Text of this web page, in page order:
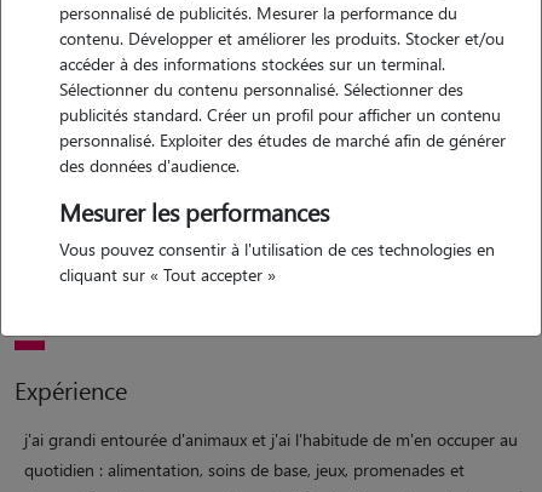
bonjour, je suis coralie, j'ai 20 ans et je suis passionnée par les
animaux depuis toujours. leur bien-être et leur protection ont une
vraie importance dans ma vie. je travaille actuellement chez
intermarché, mais je souhaite me réorienter vers le domaine de la
protection animale. pour cela, je cherche à acquérir de l'expérience
concrète auprès des animaux, que ce soit en garde, soins ou
accompagnement au quotidien. je suis sérieuse, motivée, attentive et
j'aime apprendre. je serais ravie de pouvoir mettre mon énergie et
mon amour des animaux au service de vos compagnons. merci de
Expérience
j'ai grandi entourée d'animaux et j'ai l'habitude de m'en occuper au
quotidien : alimentation, soins de base, jeux, promenades et
personnalisé de publicités. Mesurer la performance du
contenu. Développer et améliorer les produits. Stocker et/ou
accéder à des informations stockées sur un terminal.
Sélectionner du contenu personnalisé. Sélectionner des
publicités standard. Créer un profil pour afficher un contenu
personnalisé. Exploiter des études de marché afin de générer
des données d'audience.
Mesurer les performances
Vous pouvez consentir à l'utilisation de ces technologies en
cliquant sur « Tout accepter »